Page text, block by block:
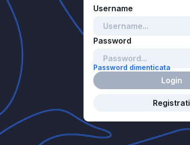
Password dimenticata
Login
Registrati